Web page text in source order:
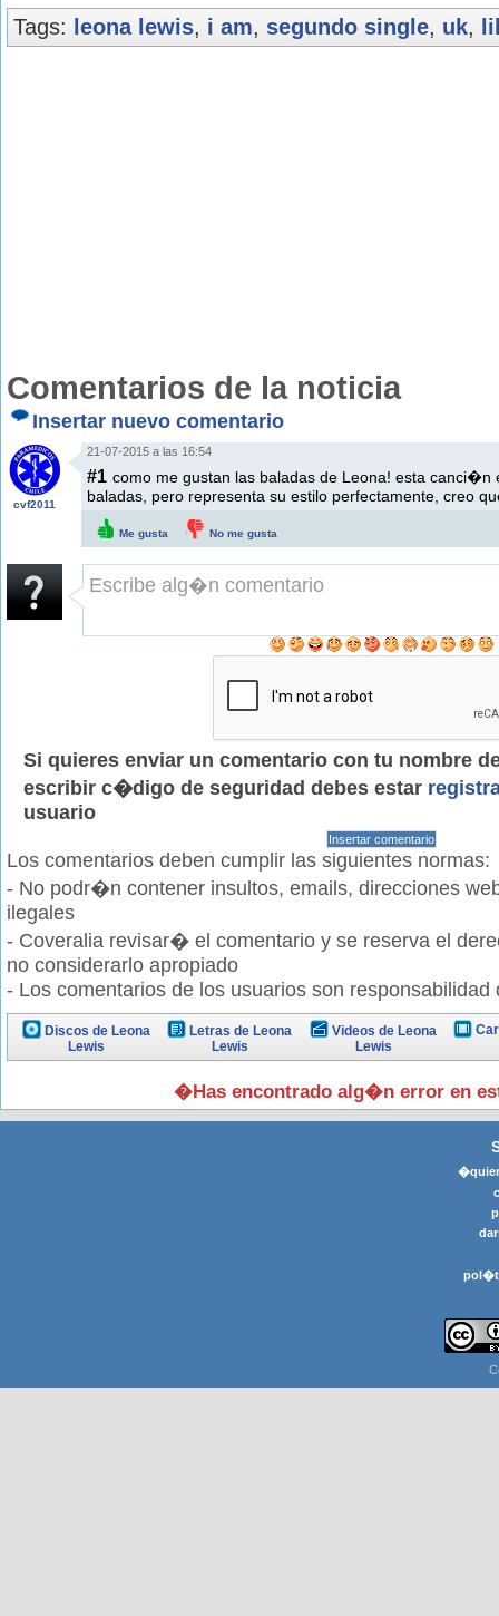
Tags: leona lewis, i am, segundo single, uk,
Comentarios de la noticia
Insertar nuevo comentario
cvf2011
21-07-2015 a las 16:54
#1 como me gustan las baladas de Leona! esta canci�n
baladas, pero representa su estilo perfectamente, creo
Me gusta No me gusta
Si quieres enviar un comentario con tu nombre
escribir c�digo de seguridad debes estar
usuario
Los comentarios deben cumplir las siguientes normas:
- No podr�n contener insultos, emails, direcciones
ilegales
- Coveralia revisar� el comentario y se reserva el
no considerarlo apropiado
- Los comentarios de los usuarios son responsabilidad
Discos de Leona
Lewis
Letras de Leona
Lewis
Videos de Leona
Lewis
�Has encontrado alg�n error en